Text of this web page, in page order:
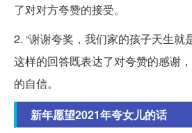
了对对方夸赞的接受。
2. “谢谢夸奖，我们家的孩子天生就
这样的回答既表达了对夸赞的感谢
的自信。
新年愿望2021年夸女儿的话